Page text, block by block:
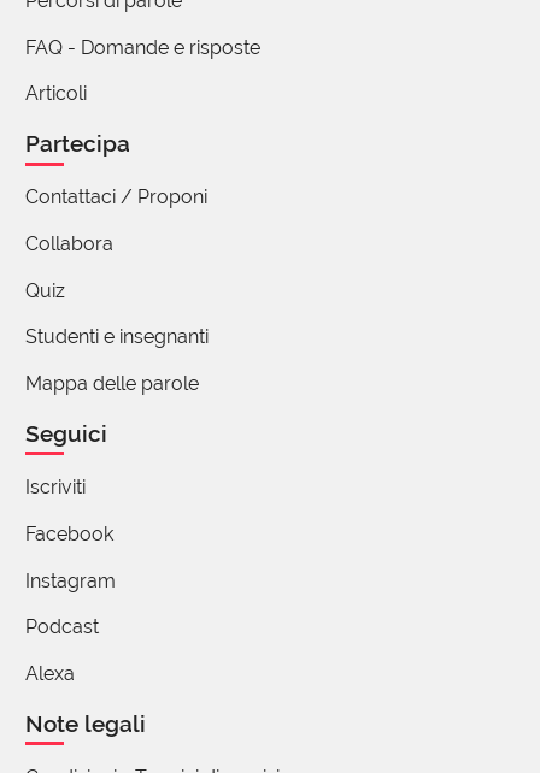
FAQ - Domande e risposte
Articoli
Partecipa
Contattaci / Proponi
Collabora
Quiz
Studenti e insegnanti
Mappa delle parole
Seguici
Iscriviti
Facebook
Instagram
Podcast
Alexa
Note legali